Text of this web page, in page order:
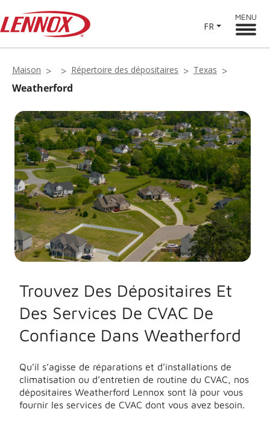
FR
MENU
Maison Répertoire des dépositaires Texas
Weatherford
Trouvez Des Dépositaires Et
Des Services De CVAC De
Confiance Dans Weatherford
Qu’il s’agisse de réparations et d’installations de
climatisation ou d’entretien de routine du CVAC, nos
dépositaires Weatherford Lennox sont là pour vous
fournir les services de CVAC dont vous avez besoin.